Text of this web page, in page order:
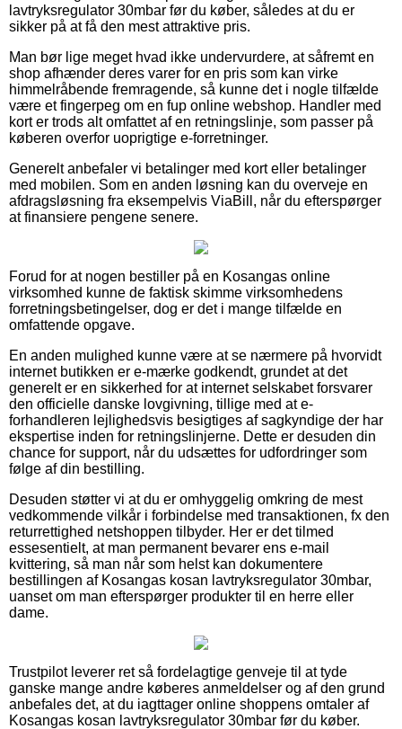
lavtryksregulator 30mbar før du køber, således at du er
sikker på at få den mest attraktive pris.
Man bør lige meget hvad ikke undervurdere, at såfremt en
shop afhænder deres varer for en pris som kan virke
himmelråbende fremragende, så kunne det i nogle tilfælde
være et fingerpeg om en fup online webshop. Handler med
kort er trods alt omfattet af en retningslinje, som passer på
køberen overfor uoprigtige e-forretninger.
Generelt anbefaler vi betalinger med kort eller betalinger
med mobilen. Som en anden løsning kan du overveje en
afdragsløsning fra eksempelvis ViaBill, når du efterspørger
at finansiere pengene senere.
Forud for at nogen bestiller på en Kosangas online
virksomhed kunne de faktisk skimme virksomhedens
forretningsbetingelser, dog er det i mange tilfælde en
omfattende opgave.
En anden mulighed kunne være at se nærmere på hvorvidt
internet butikken er e-mærke godkendt, grundet at det
generelt er en sikkerhed for at internet selskabet forsvarer
den officielle danske lovgivning, tillige med at e-
forhandleren lejlighedsvis besigtiges af sagkyndige der har
ekspertise inden for retningslinjerne. Dette er desuden din
chance for support, når du udsættes for udfordringer som
følge af din bestilling.
Desuden støtter vi at du er omhyggelig omkring de mest
vedkommende vilkår i forbindelse med transaktionen, fx den
returrettighed netshoppen tilbyder. Her er det tilmed
essesentielt, at man permanent bevarer ens e-mail
kvittering, så man når som helst kan dokumentere
bestillingen af Kosangas kosan lavtryksregulator 30mbar,
uanset om man efterspørger produkter til en herre eller
dame.
Trustpilot leverer ret så fordelagtige genveje til at tyde
ganske mange andre køberes anmeldelser og af den grund
anbefales det, at du iagttager online shoppens omtaler af
Kosangas kosan lavtryksregulator 30mbar før du køber.